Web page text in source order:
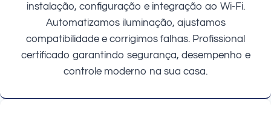
instalação, configuração e integração ao Wi-Fi.
Automatizamos iluminação, ajustamos
compatibilidade e corrigimos falhas. Profissional
certificado garantindo segurança, desempenho e
controle moderno na sua casa.